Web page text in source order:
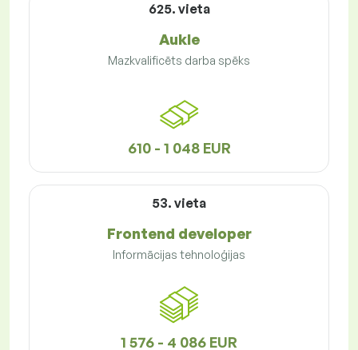
625. vieta
Aukle
Mazkvalificēts darba spēks
610 - 1 048 EUR
53. vieta
Frontend developer
Informācijas tehnoloģijas
1 576 - 4 086 EUR